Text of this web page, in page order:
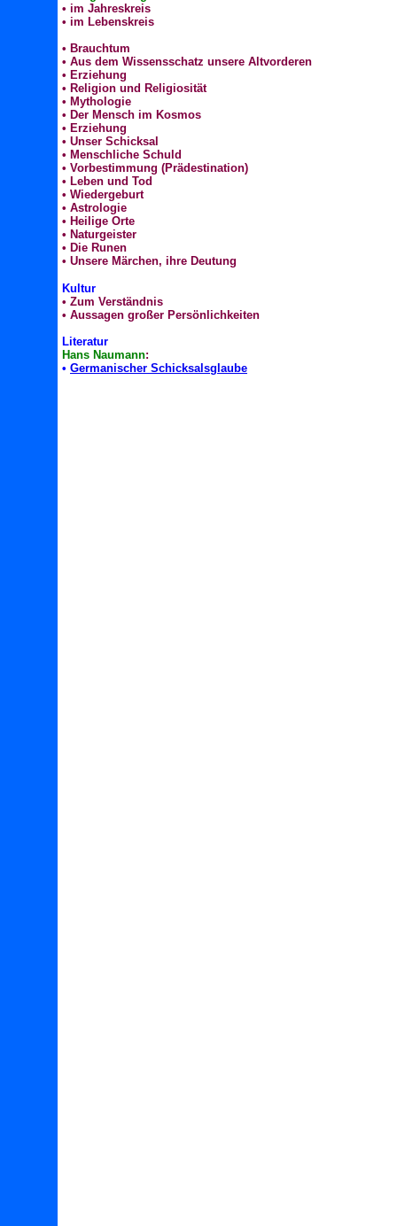
• im Jahreskreis
• im Lebenskreis
• Brauchtum
• Aus dem Wissensschatz unsere Altvorderen
• Erziehung
• Religion und Religiosität
• Mythologie
• Der Mensch im Kosmos
• Erziehung
• Unser Schicksal
• Menschliche Schuld
• Vorbestimmung (Prädestination)
• Leben und Tod
• Wiedergeburt
• Astrologie
• Heilige Orte
• Naturgeister
• Die Runen
• Unsere Märchen, ihre Deutung
Kultur
• Zum Verständnis
• Aussagen großer Persönlichkeiten
Literatur
Hans Naumann:
• Germanischer Schicksalsglaube